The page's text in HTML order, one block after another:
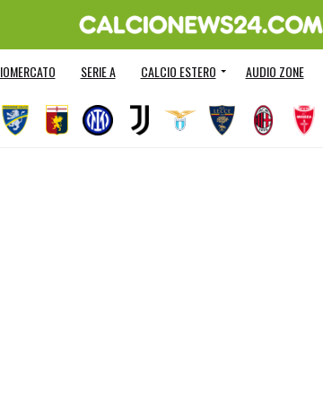
SERIE A CALCIO ESTERO AUDIO ZONE